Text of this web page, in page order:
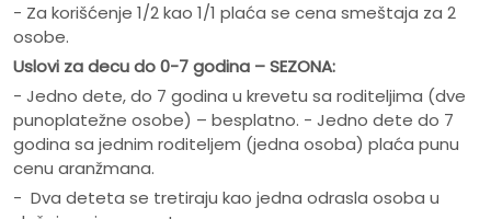
- Za korišćenje 1/2 kao 1/1 plaća se cena smeštaja za 2
osobe.
Uslovi za decu do 0-7 godina – SEZONA:
- Jedno dete, do 7 godina u krevetu sa roditeljima (dve
punoplatežne osobe) – besplatno. - Jedno dete do 7
godina sa jednim roditeljem (jedna osoba) plaća punu
cenu aranžmana.
- Dva deteta se tretiraju kao jedna odrasla osoba u